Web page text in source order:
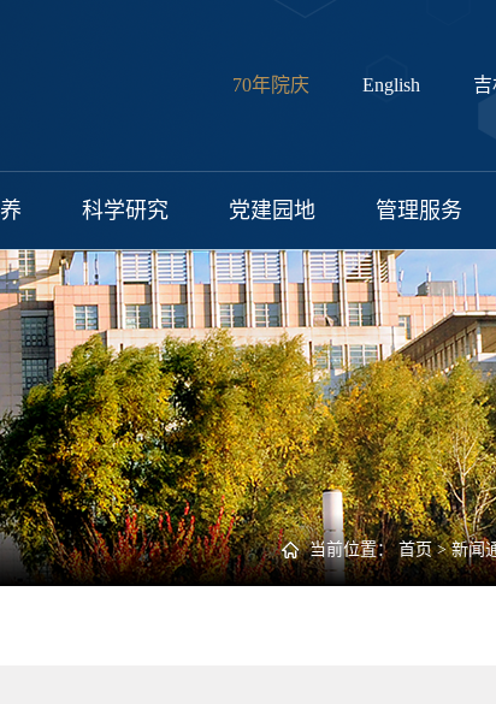
70年院庆 English
科学研究 党建园地 管理服务
当前位置：首页>新闻